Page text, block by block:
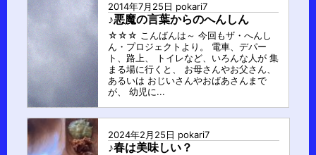
2014年7月25日 pokari7
♪悪魔の言葉からのへんしん
☆☆☆ こんばんは～ 今回もザ・へんし
ん・プロジェクトより。 電車、デパー
ト、路上、 トイレなど、いろんな人が 集
まる場に行くと、 お母さんやお父さん、
あるいは おじいさんやおばあさんまで
が、 幼児に...
2024年2月25日 pokari7
♪春は美味しい？